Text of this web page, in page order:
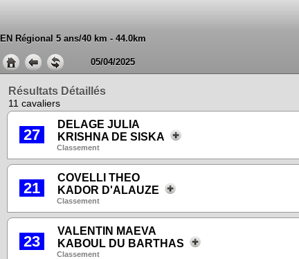
EN Régional 5 ans/40 km - 44.0km
05/04/2025
Résultats Détaillés
11 cavaliers
27
DELAGE JULIA
KRISHNA DE SISKA
Classement
21
COVELLI THEO
KADOR D'ALAUZE
Classement
23
VALENTIN MAEVA
KABOUL DU BARTHAS
Classement